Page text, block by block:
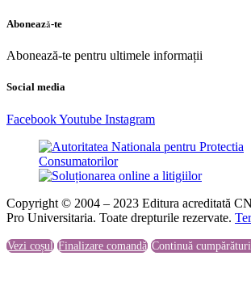
Abonează-te
Abonează-te pentru ultimele informații
Social media
FacebookYoutube Instagram
Copyright © 2004 – 2023 Editura acreditată
Pro Universitaria. Toate drepturile rezervate.
Vezi coșul Finalizare comandă Continuă